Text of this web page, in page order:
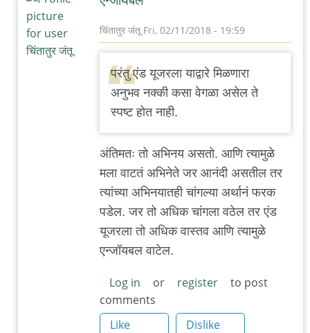
चिंतातुर जंतूFri, 02/11/2018 - 19:59
reply
to
ह्तर
काय
आहे
एथिकल
बॅटमॅन
परंतु एंड यूजरला याद्वारे मिळणारा
अनुभव नक्की कसा वेगळा असेल ते
स्पष्ट होत नाही.
अंतिमतः तो अभिनय असतो. आणि त्यामुळे
मला वाटतं अभिनेते जर आनंदी असतील तर
त्यांच्या अभिनयातही चांगल्या अर्थानं फरक
पडेल. जर तो अधिक चांगला वठेल तर एंड
यूजरला तो अधिक वास्तव आणि त्यामुळे
एन्जॉयबल वाटेल.
Log in or register
to post
comments
Like
Dislike